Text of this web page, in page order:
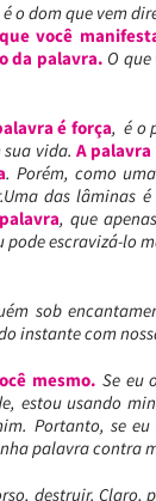
o dom que vem
você
da palavra. O
é força, é o
vida. A
. Porém, como
das lâminas
, que
escravizá-lo
sob
instante com
mesmo. Se eu
estou usando
Portanto, se
palavra contra
destruir. Claro,